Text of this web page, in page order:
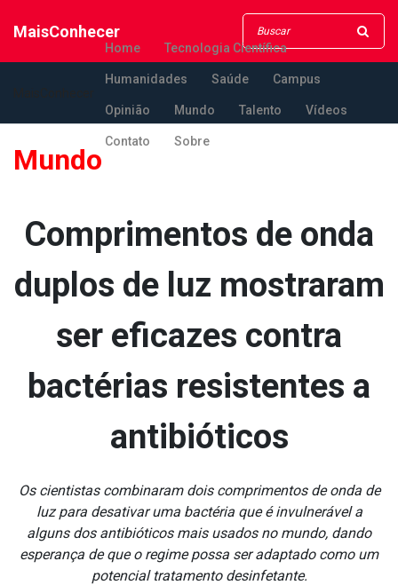
MaisConhecer
Home Tecnologia Científica
Humanidades Saúde Campus
Opinião Mundo Talento Vídeos
Contato Sobre
Mundo
Comprimentos de onda
duplos de luz mostraram
ser eficazes contra
bactérias resistentes a
antibióticos
Os cientistas combinaram dois comprimentos de onda de
luz para desativar uma bactéria que é invulnerável a
alguns dos antibióticos mais usados no mundo, dando
esperança de que o regime possa ser adaptado como um
potencial tratamento desinfetante.